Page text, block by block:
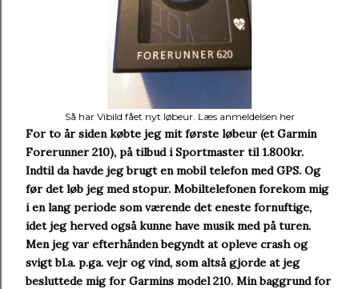
Så har Vibild fået nyt løbeur. Læs anmeldelsen her
For to år siden købte jeg mit første løbeur (et Garmin
Forerunner 210), på tilbud i Sportmaster til 1.800kr.
Indtil da havde jeg brugt en mobil telefon med GPS. Og
før det løb jeg med stopur. Mobiltelefonen forekom mig
i en lang periode som værende det eneste fornuftige,
idet jeg herved også kunne have musik med på turen.
Men jeg var efterhånden begyndt at opleve crash og
svigt bl.a. p.ga. vejr og vind, som altså gjorde at jeg
besluttede mig for Garmins model 210. Min baggrund for